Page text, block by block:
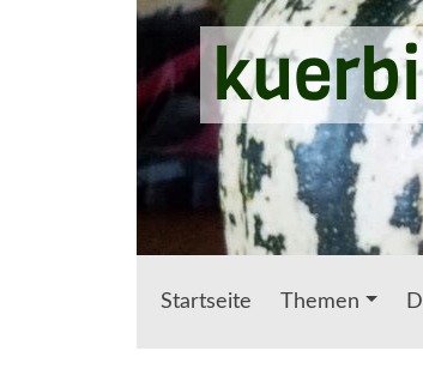
Zum Hauptinhalt springen
Startseite Themen